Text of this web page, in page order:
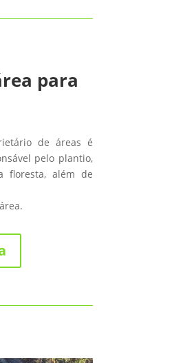
para
de áreas é
pelo plantio,
floresta, além de